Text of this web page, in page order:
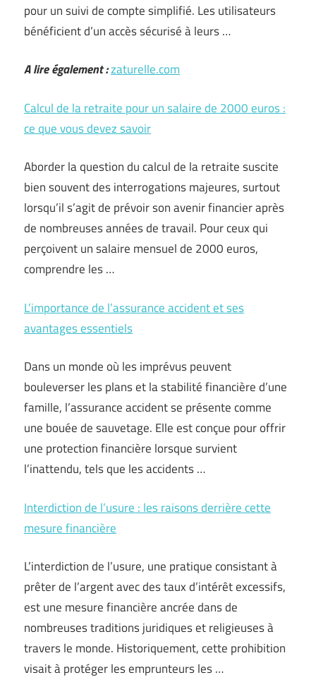
pour un suivi de compte simplifié. Les utilisateurs
bénéficient d’un accès sécurisé à leurs …
A lire également :zaturelle.com
Calcul de la retraite pour un salaire de 2000 euros :
ce que vous devez savoir
Aborder la question du calcul de la retraite suscite
bien souvent des interrogations majeures, surtout
lorsqu’il s’agit de prévoir son avenir financier après
de nombreuses années de travail. Pour ceux qui
perçoivent un salaire mensuel de 2000 euros,
comprendre les …
L’importance de l’assurance accident et ses
avantages essentiels
Dans un monde où les imprévus peuvent
bouleverser les plans et la stabilité financière d’une
famille, l’assurance accident se présente comme
une bouée de sauvetage. Elle est conçue pour offrir
une protection financière lorsque survient
l’inattendu, tels que les accidents …
Interdiction de l’usure : les raisons derrière cette
mesure financière
L’interdiction de l’usure, une pratique consistant à
prêter de l’argent avec des taux d’intérêt excessifs,
est une mesure financière ancrée dans de
nombreuses traditions juridiques et religieuses à
travers le monde. Historiquement, cette prohibition
visait à protéger les emprunteurs les …